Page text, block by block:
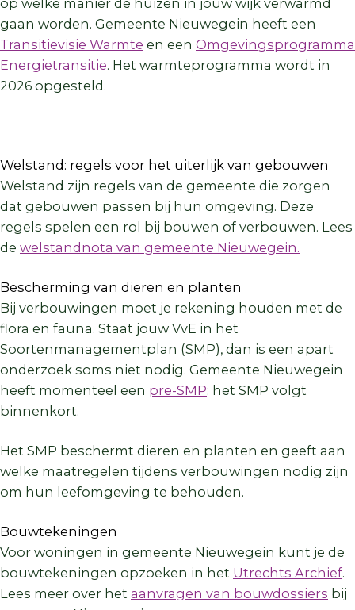
op welke manier de huizen in jouw wijk verwarmd
gaan worden. Gemeente Nieuwegein heeft een
Transitievisie Warmte en een Omgevingsprogramma
Energietransitie. Het warmteprogramma wordt in
2026 opgesteld.
Welstand: regels voor het uiterlijk van gebouwen
Welstand zijn regels van de gemeente die zorgen
dat gebouwen passen bij hun omgeving. Deze
regels spelen een rol bij bouwen of verbouwen. Lees
de welstandnota van gemeente Nieuwegein.
Bescherming van dieren en planten
Bij verbouwingen moet je rekening houden met de
flora en fauna. Staat jouw VvE in het
Soortenmanagementplan (SMP), dan is een apart
onderzoek soms niet nodig. Gemeente Nieuwegein
heeft momenteel een pre-SMP; het SMP volgt
binnenkort.
Het SMP beschermt dieren en planten en geeft aan
welke maatregelen tijdens verbouwingen nodig zijn
om hun leefomgeving te behouden.
Bouwtekeningen
Voor woningen in gemeente Nieuwegein kunt je de
bouwtekeningen opzoeken in het Utrechts Archief.
Lees meer over het aanvragen van bouwdossiers bij